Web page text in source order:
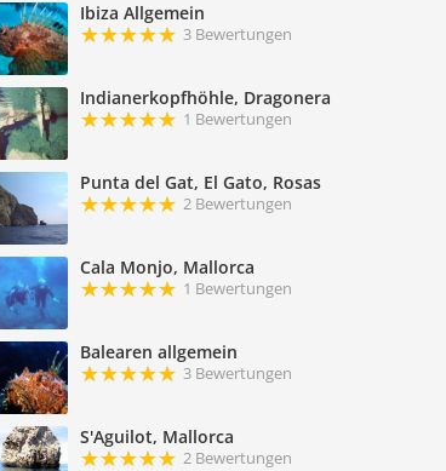
Ibiza Allgemein
3 Bewertungen
Indianerkopfhöhle, Dragonera
1 Bewertungen
Punta del Gat, El Gato, Rosas
2 Bewertungen
Cala Monjo, Mallorca
1 Bewertungen
Balearen allgemein
3 Bewertungen
S'Aguilot, Mallorca
2 Bewertungen